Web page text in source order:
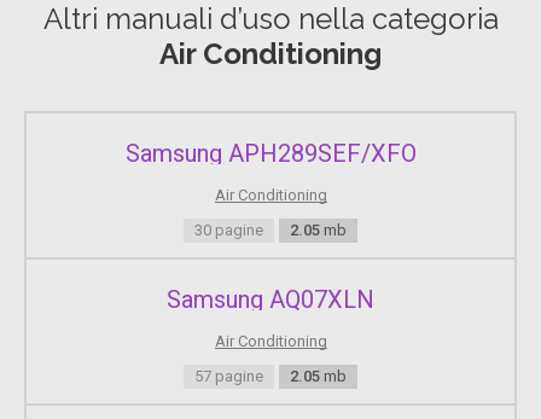
Altri manuali d’uso nella categoria
Air Conditioning
Samsung APH289SEF/XFO
Air Conditioning
30 pagine
2.05 mb
Samsung AQ07XLN
Air Conditioning
57 pagine
2.05 mb